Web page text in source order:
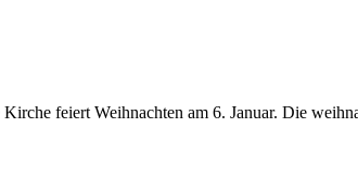
feiert Weihnachten am 6. Januar. Die